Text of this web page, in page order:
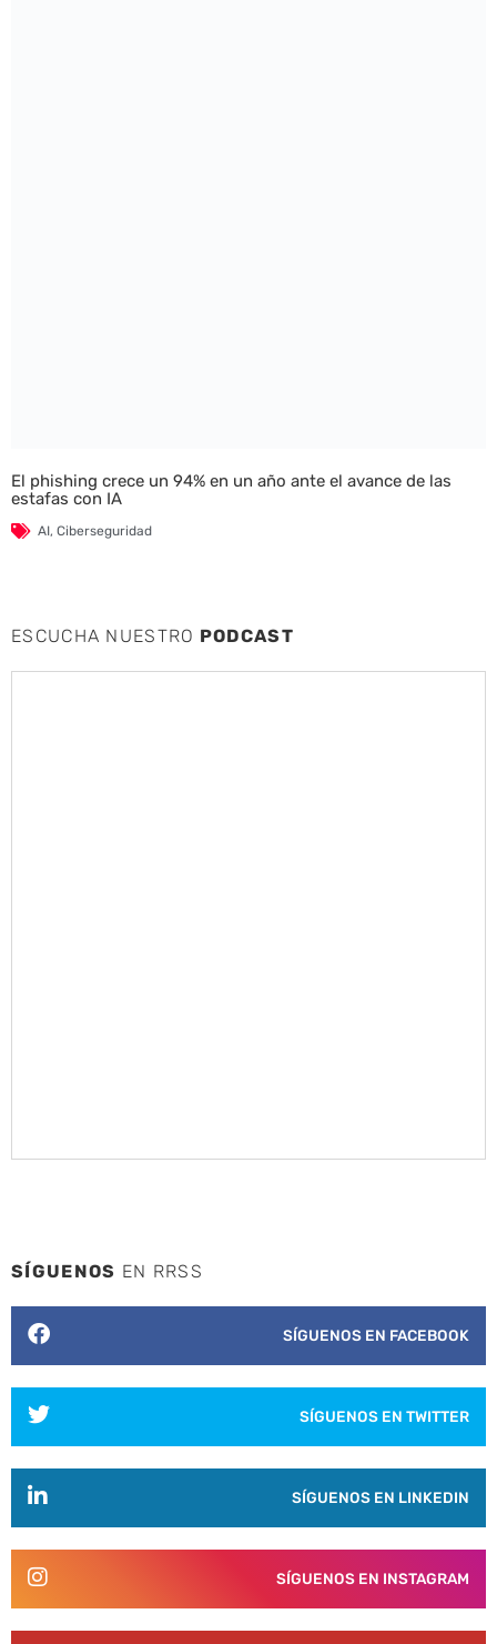
El phishing crece un 94% en un año ante el avance de las
estafas con IA
AI, Ciberseguridad
ESCUCHA NUESTRO PODCAST
SÍGUENOS EN RRSS
SÍGUENOS EN FACEBOOK
SÍGUENOS EN TWITTER
SÍGUENOS EN LINKEDIN
SÍGUENOS EN INSTAGRAM